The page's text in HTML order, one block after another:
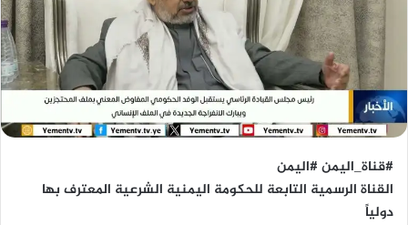
#قناة_اليمن #اليمن
القناة الرسمية التابعة للحكومة اليمنية الشرعية المعترف بها
دولياً